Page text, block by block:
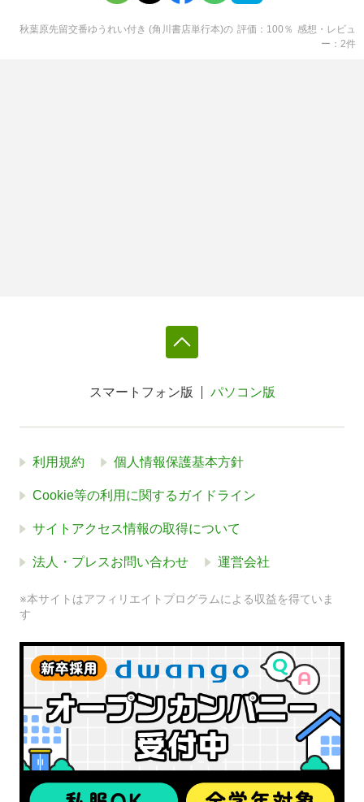
秋葉原先留交番ゆうれい付き (角川書店単行本)の 評価 100 ％ 感想・レビュ
ー
2件
スマートフォン版 パソコン版
利用規約 個人情報保護基本方針
Cookie等の利用に関するガイドライン
サイトアクセス情報の取得について
法人・プレスお問い合わせ 運営会社
※本サイトはアフィリエイトプログラムによる収益を得ていま
す